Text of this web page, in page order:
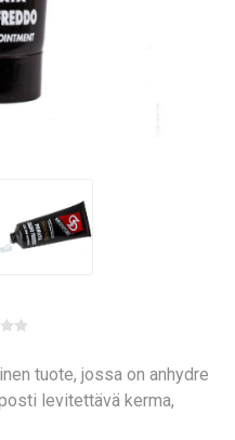
tuote, jossa on anhydre
levitettävä kerma,